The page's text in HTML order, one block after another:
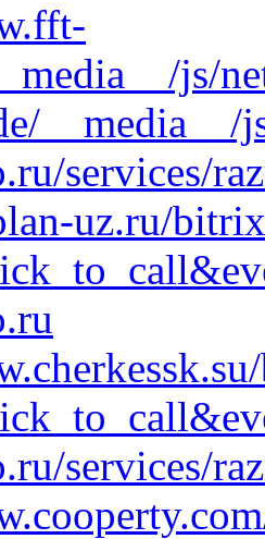
js/
__media__/
services/
uz.ru/
services/